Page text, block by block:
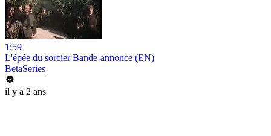
1:59
L'épée du sorcier Bande-annonce (EN)
BetaSeries
il y a 2 ans